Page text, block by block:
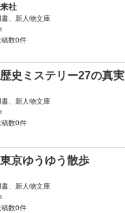
社
、新人物文庫
稿数0件
史ミステリー27の真実
、新人物文庫
稿数0件
京ゆうゆう散歩
、新人物文庫
稿数0件